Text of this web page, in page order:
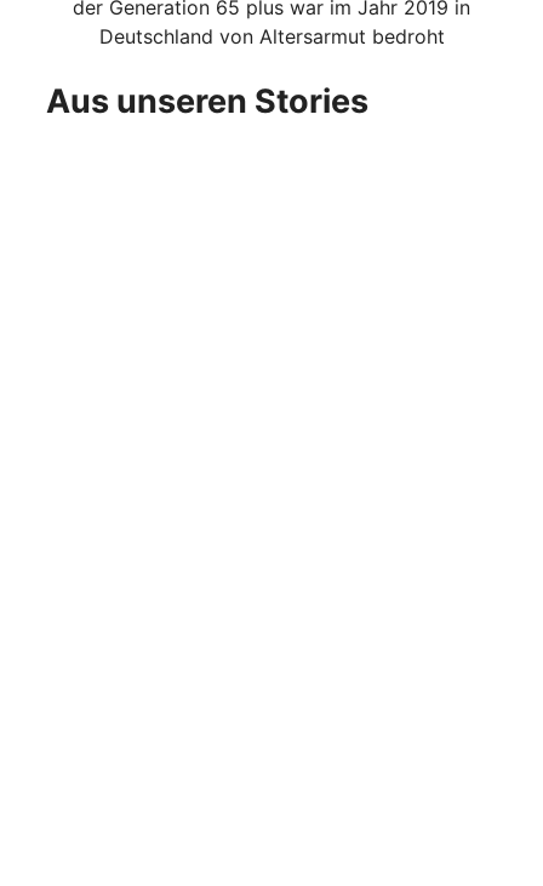
der Generation 65 plus war im Jahr 2019 in
Deutschland von Altersarmut bedroht
Aus unseren Stories